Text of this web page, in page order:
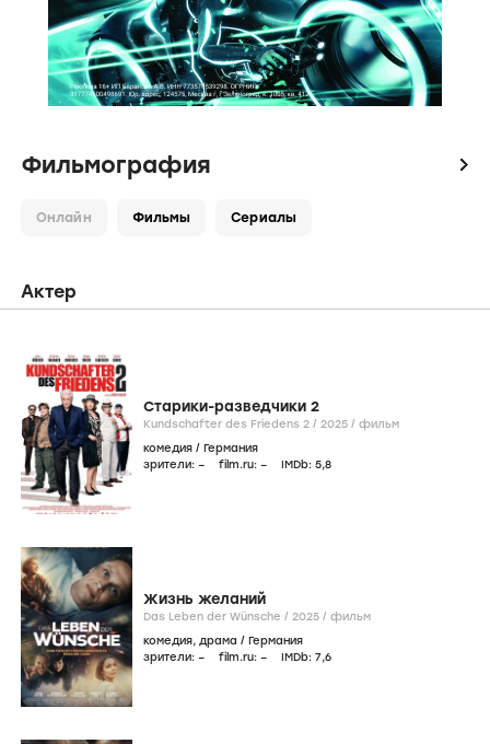
Фильмография icon
Онлайн Фильмы Сериалы
Актер
Старики-разведчики 2
Kundschafter des Friedens 2 / 2025 / фильм
комедия / Германия
зрители: – film.ru: – IMDb: 5,8
Жизнь желаний
Das Leben der Wünsche / 2025 / фильм
комедия, драма / Германия
зрители: – film.ru: – IMDb: 7,6